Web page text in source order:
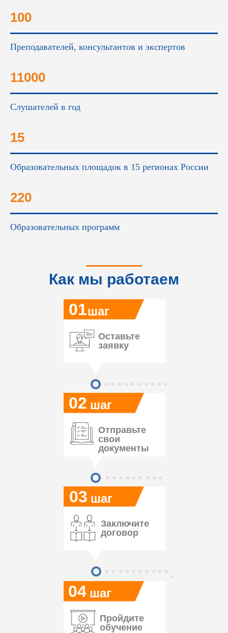
100
Преподавателей, консультантов и экспертов
11000
Слушателей в год
15
Образовательных площадок в 15 регионах России
220
Образовательных программ
Как мы работаем
04
03
02
01
Оставьте
заявку
шаг
шаг
шаг
шаг
Отправьте
свои
документы
Заключите
договор
Пройдите
обучение